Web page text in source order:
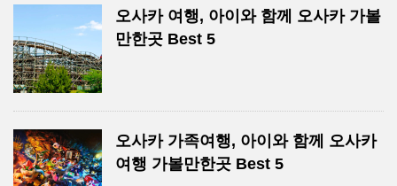
오사카 여행, 아이와 함께 오사카 가볼
만한곳 Best 5
오사카 가족여행, 아이와 함께 오사카
여행 가볼만한곳 Best 5